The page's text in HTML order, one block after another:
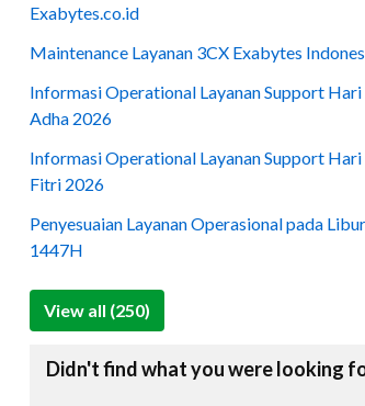
Exabytes.co.id
Maintenance Layanan 3CX Exabytes
Informasi Operational Layanan Support Hari
Adha 2026
Informasi Operational Layanan Support Hari
Fitri 2026
Penyesuaian Layanan Operasional pada
1447H
View all (250)
Didn't find what you were looking